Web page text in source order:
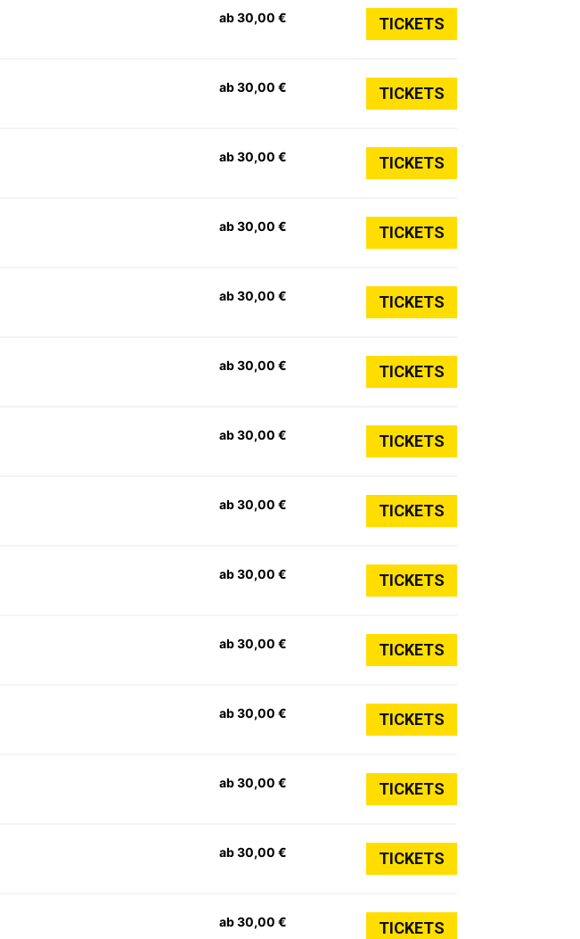
ab 30,00 € TICKETS
ab 30,00 € TICKETS
ab 30,00 € TICKETS
ab 30,00 € TICKETS
ab 30,00 € TICKETS
ab 30,00 € TICKETS
ab 30,00 € TICKETS
ab 30,00 € TICKETS
ab 30,00 € TICKETS
ab 30,00 € TICKETS
ab 30,00 € TICKETS
ab 30,00 € TICKETS
ab 30,00 € TICKETS
ab 30,00 € TICKETS